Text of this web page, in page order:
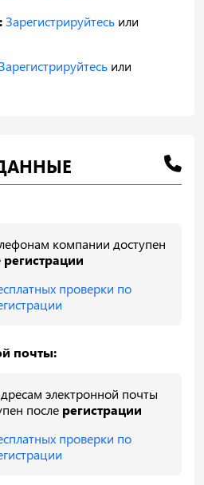
Зарегистрируйтесь или
или
компании доступен
регистрации
проверки по
почты:
электронной почты
после регистрации
проверки по